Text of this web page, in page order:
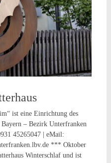
ist eine Einrichtung des
– Bezirk Unterfranken
45265047 | eMail:
*** Oktober
Winterschlaf und ist